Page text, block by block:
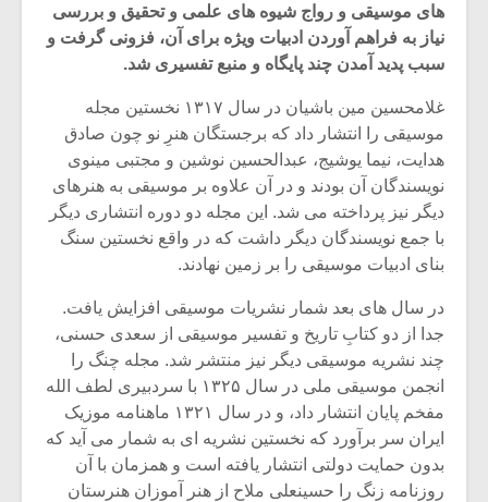
های موسیقی و رواج شیوه های علمی و تحقیق و بررسی
نیاز به فراهم آوردن ادبیات ویژه برای آن، فزونی گرفت و
سبب پدید آمدن چند پایگاه و منبع تفسیری شد.
غلامحسین مین باشیان در سال ۱۳۱۷ نخستین مجله
موسیقی را انتشار داد که برجستگان هنرِ نو چون صادق
هدایت، نیما یوشیج، عبدالحسین نوشین و مجتبی مینوی
نویسندگان آن بودند و در آن علاوه بر موسیقی به هنرهای
دیگر نیز پرداخته می شد. این مجله دو دوره انتشاری دیگر
با جمع نویسندگان دیگر داشت که در واقع نخستین سنگ
بنای ادبیات موسیقی را بر زمین نهادند.
در سال های بعد شمار نشریات موسیقی افزایش یافت.
جدا از دو کتابِ تاریخ و تفسیر موسیقی از سعدی حسنی،
چند نشریه موسیقی دیگر نیز منتشر شد. مجله چنگ را
انجمن موسیقی ملی در سال ۱۳۲۵ با سردبیری لطف الله
مفخم پایان انتشار داد، و در سال ۱۳۲۱ ماهنامه موزیک
ایران سر برآورد که نخستین نشریه ای به شمار می آید که
بدون حمایت دولتی انتشار یافته است و همزمان با آن
روزنامه زنگ را حسینعلی ملاح از هنر آموزان هنرستان
میکلوش روژا
یادداشتی بر موسیقی
متن فیلم «متری
شیش و نیم»
موسیقی